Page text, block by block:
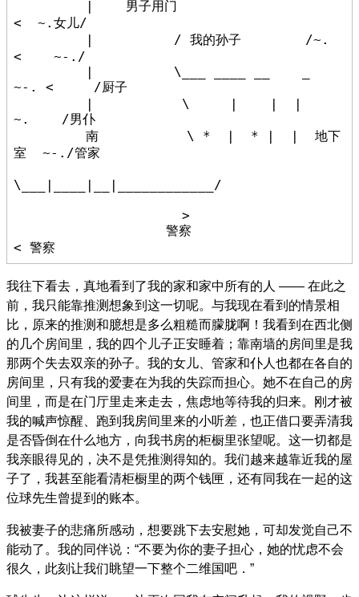
<  ~.女儿/
<    ~-./
~-. <     /厨子
~.    /男仆
室  ~-./管家
\___|____|__|____________/
我往下看去，真地看到了我的家和家中所有的人 —— 在此之
前，我只能靠推测想象到这一切呢。与我现在看到的情景相
比，原来的推测和臆想是多么粗糙而朦胧啊！我看到在西北侧
的几个房间里，我的四个儿子正安睡着；靠南墙的房间里是我
那两个失去双亲的孙子。我的女儿、管家和仆人也都在各自的
房间里，只有我的爱妻在为我的失踪而担心。她不在自己的房
间里，而是在门厅里走来走去，焦虑地等待我的归来。刚才被
我的喊声惊醒、跑到我房间里来的小听差，也正借口要弄清我
是否昏倒在什么地方，向我书房的柜橱里张望呢。这一切都是
我亲眼得见的，决不是凭推测得知的。我们越来越靠近我的屋
子了，我甚至能看清柜橱里的两个钱匣，还有同我在一起的这
位球先生曾提到的账本。
我被妻子的悲痛所感动，想要跳下去安慰她，可却发觉自己不
能动了。我的同伴说：“不要为你的妻子担心，她的忧虑不会
很久，此刻让我们眺望一下整个二维国吧．”